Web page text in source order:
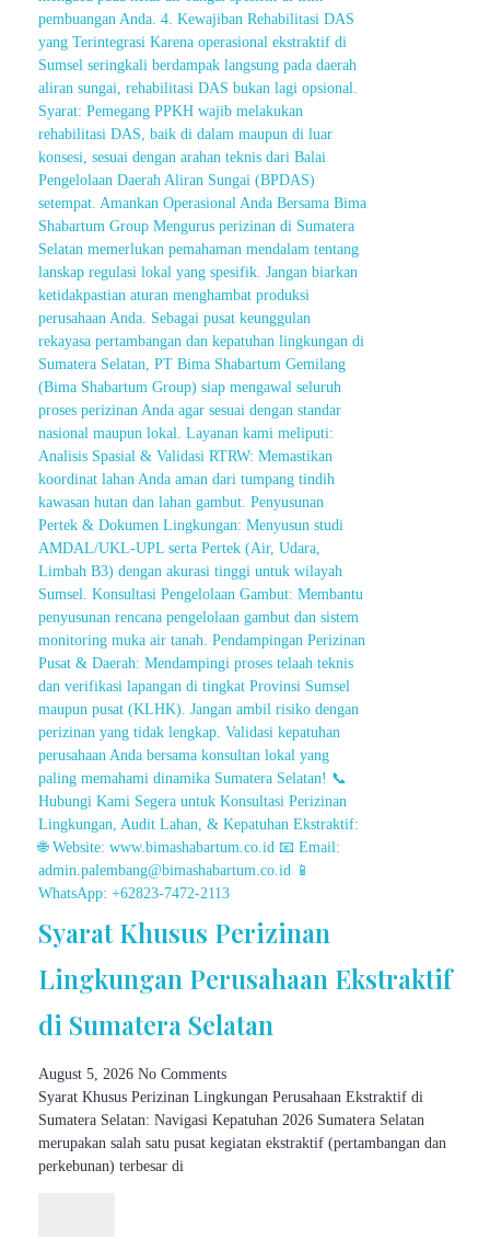
Syarat Khusus Perizinan
Lingkungan Perusahaan Ekstraktif
di Sumatera Selatan
August 5, 2026 No Comments
Syarat Khusus Perizinan Lingkungan Perusahaan Ekstraktif di
Sumatera Selatan: Navigasi Kepatuhan 2026 Sumatera Selatan
merupakan salah satu pusat kegiatan ekstraktif (pertambangan dan
perkebunan) terbesar di